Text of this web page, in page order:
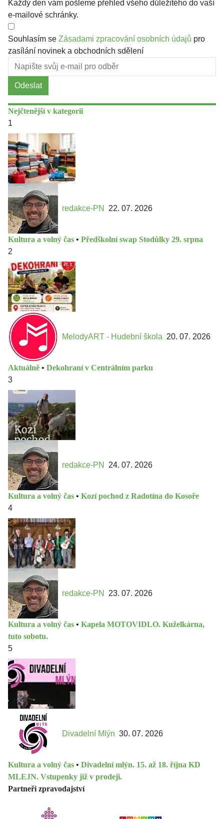
Každý den vám pošleme přehled všeho důležitého do vaší
e-mailové schránky.
Souhlasím se Zásadami zpracování osobních údajů pro
zasílání novinek a obchodních sdělení
Odeslat
Nejčtenější v kategorii
1
redakce-PN 22. 07. 2026
Kultura a volný čas • Předškolní swap Stodůlky 29. srpna
2
MelodyART - Hudební škola 20. 07. 2026
Aktuálně • Dekohraní v Centrálním parku
3
redakce-PN 24. 07. 2026
Kultura a volný čas • Kozí pochod z Radotína do Kosoře
4
redakce-PN 23. 07. 2026
Kultura a volný čas • Kapela MOTOVIDLO. Kuželkárna,
tuto sobotu.
5
Divadelní Mlýn 30. 07. 2026
Kultura a volný čas • Divadelní mlýn. 15. až 18. října KD
MLEJN. Vstupenky již v prodeji.
Partneři zpravodajství